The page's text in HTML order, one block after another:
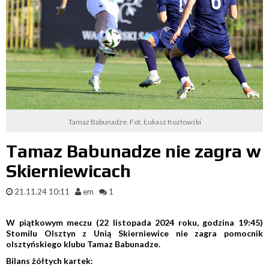
Tamaz Babunadze. Fot. Łukasz Kozłowski
Tamaz Babunadze nie zagra w
Skierniewicach
21.11.24 10:11 em 1
W piątkowym meczu (22 listopada 2024 roku, godzina 19:45)
Stomilu Olsztyn z Unią Skierniewice nie zagra pomocnik
olsztyńskiego klubu Tamaz Babunadze.
Bilans żółtych kartek: